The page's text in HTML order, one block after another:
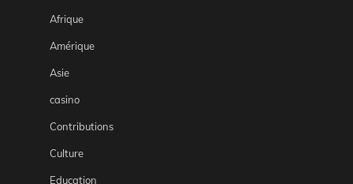
Afrique
Amérique
Asie
casino
Contributions
Culture
Education